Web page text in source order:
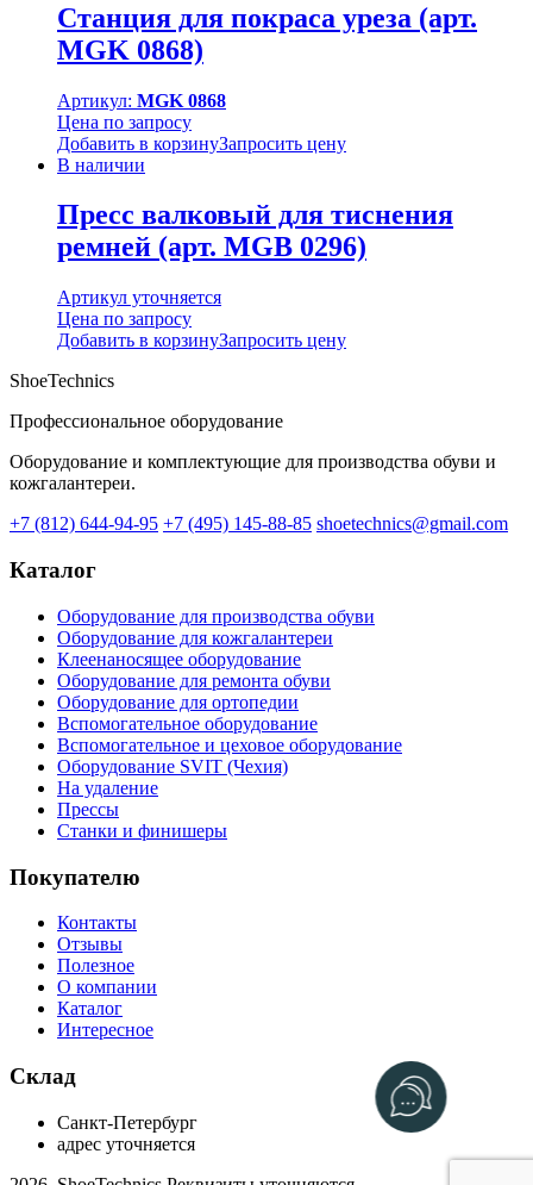
Станция для покраса уреза (арт.
MGK 0868)
Артикул: MGK 0868
Цена по запросу
Добавить в корзинуЗапросить цену
В наличии
Пресс валковый для тиснения
ремней (арт. MGB 0296)
Артикул уточняется
Цена по запросу
Добавить в корзинуЗапросить цену
ShoeTechnics
Профессиональное оборудование
Оборудование и комплектующие для производства обуви и
кожгалантереи.
+7 (812) 644-94-95 +7 (495) 145-88-85 shoetechnics@gmail.com
Каталог
Оборудование для производства обуви
Оборудование для кожгалантереи
Клеенаносящее оборудование
Оборудование для ремонта обуви
Оборудование для ортопедии
Вспомогательное оборудование
Вспомогательное и цеховое оборудование
Оборудование SVIT (Чехия)
На удаление
Прессы
Станки и финишеры
Покупателю
Контакты
Отзывы
Полезное
О компании
Каталог
Интересное
Склад
Санкт-Петербург
адрес уточняется